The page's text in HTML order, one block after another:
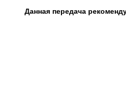
Данная передача